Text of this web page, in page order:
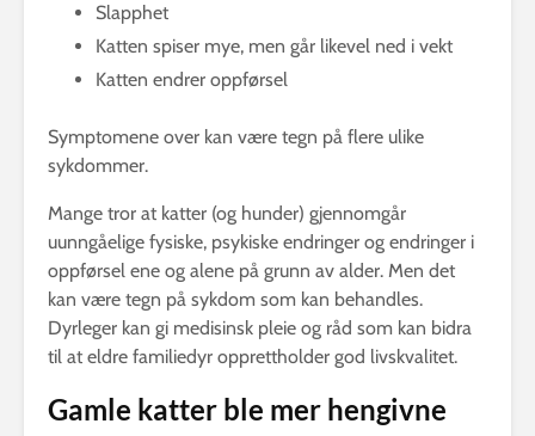
Slapphet
Katten spiser mye, men går likevel ned i vekt
Katten endrer oppførsel
Symptomene over kan være tegn på flere ulike
sykdommer.
Mange tror at katter (og hunder) gjennomgår
uunngåelige fysiske, psykiske endringer og endringer i
oppførsel ene og alene på grunn av alder. Men det
kan være tegn på sykdom som kan behandles.
Dyrleger kan gi medisinsk pleie og råd som kan bidra
til at eldre familiedyr opprettholder god livskvalitet.
Gamle katter ble mer hengivne